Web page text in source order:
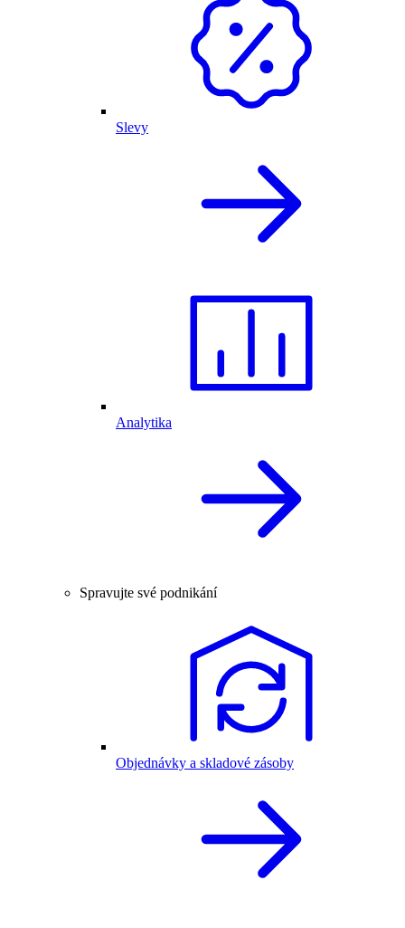
Slevy
Analytika
Spravujte své podnikání
Objednávky a skladové zásoby